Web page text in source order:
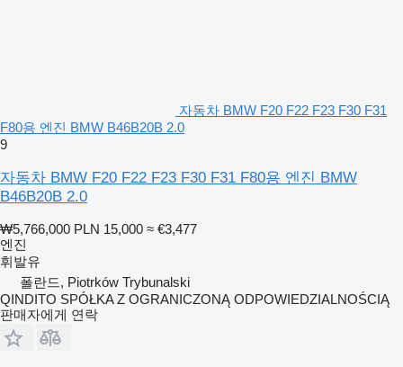
자동차 BMW F20 F22 F23 F30 F31
F80용 엔진 BMW B46B20B 2.0
9
자동차 BMW F20 F22 F23 F30 F31 F80용 엔진 BMW
B46B20B 2.0
₩5,766,000 PLN 15,000 ≈ €3,477
엔진
휘발유
폴란드, Piotrków Trybunalski
QINDITO SPÓŁKA Z OGRANICZONĄ ODPOWIEDZIALNOŚCIĄ
판매자에게 연락